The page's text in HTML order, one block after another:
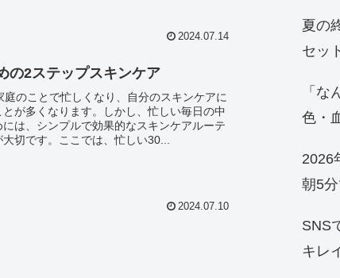
2024.07.14
の2ステップスキンケア
のことで忙しくなり、自分のスキンケアに
が多くなります。しかし、忙しい毎日の中
は、シンプルで効果的なスキンケアルーテ
切です。ここでは、忙しい30...
2024.07.10
夏の
セッ
「
色・
2026
朝5
SNS
キレ